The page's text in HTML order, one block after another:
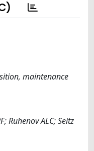
maintenance
Ruhenov ALC; Seitz